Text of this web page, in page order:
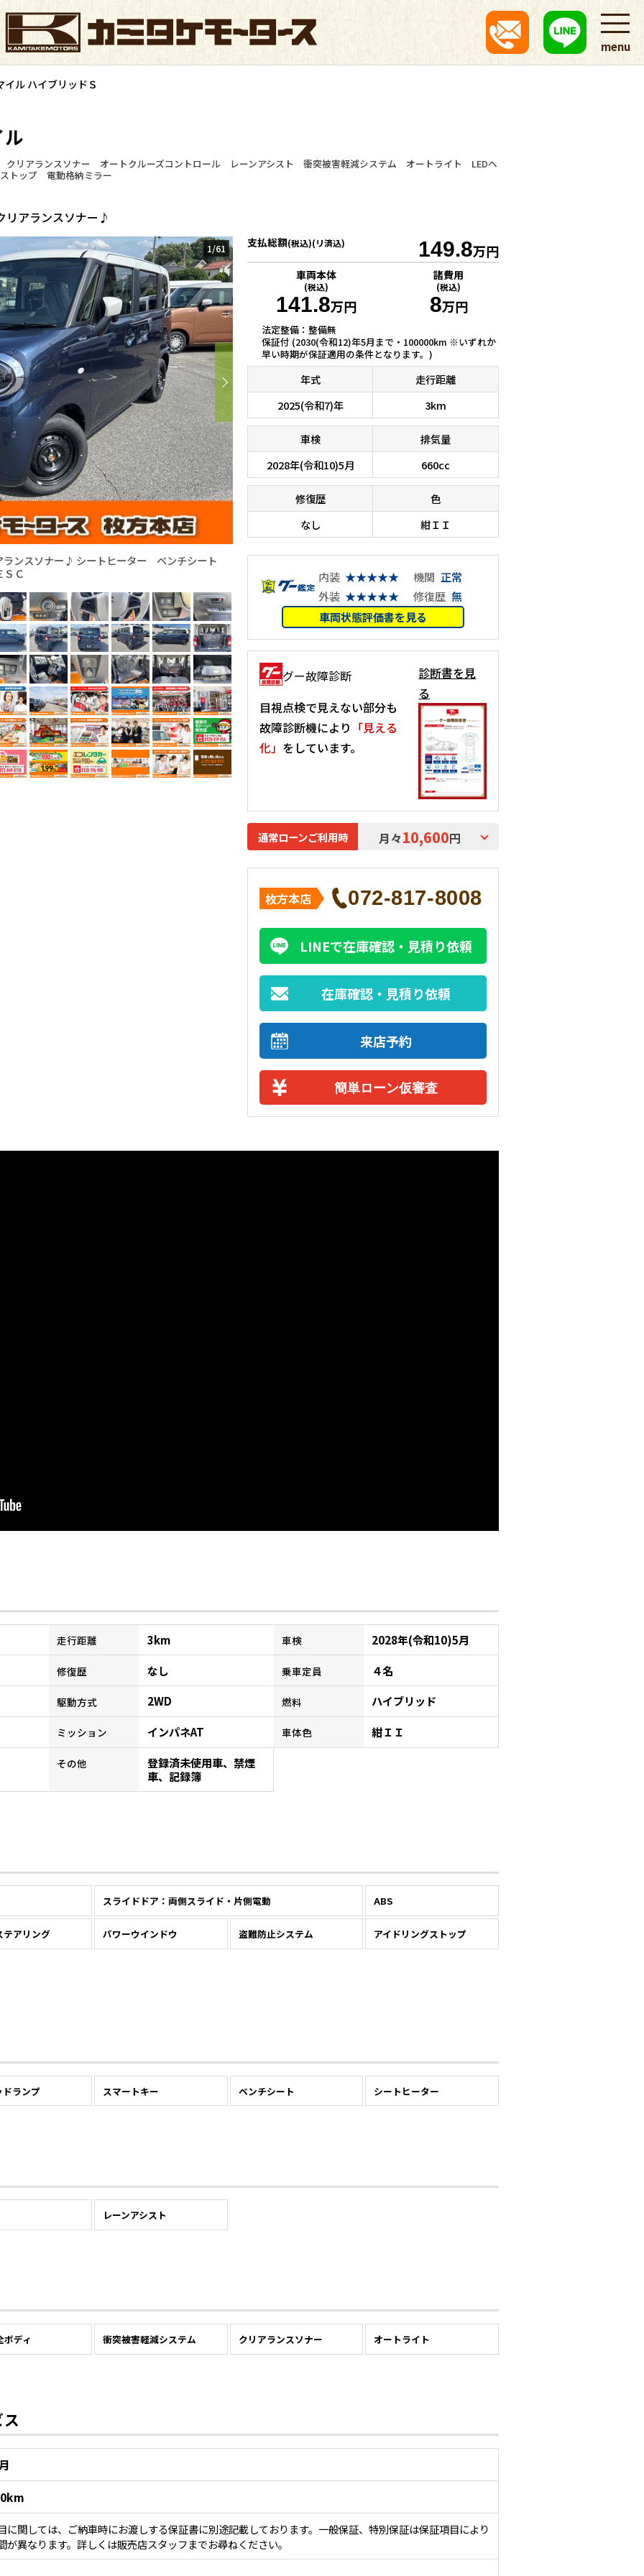
menu
ル ハイブリッドＳ
リアランスソナー オートクルーズコントロール レーンアシスト 衝突被害軽減システム オートライト LEDヘ
トップ 電動格納ミラー
リアランスソナー♪
支払総額(税込)(リ済込) 149.8万円
車両本体
(税込)
141.8万円
諸費用
(税込)
8万円
法定整備：整備無
保証付 (2030(令和12)年5月まで・100000km ※いずれか
早い時期が保証適用の条件となります。)
ランスソナー♪ シートヒーター ベンチシート
Ｃ
1/61
年式
2025(令和7)年
走行距離
3km
車検
2028年(令和10)5月
排気量
660cc
修復歴
なし
色
紺ＩＩ
内装 ★★★★★ 機関 正常
外装 ★★★★★ 修復歴 無
車両状態評価書を見る
グー故障診断
目視点検で見えない部分も
故障診断機により 「見える
化」 をしています。
診断書を見
る
通常ローンご利用時 月々10,600円
枚方本店 072-817-8008
LINEで在庫確認・見積り依頼
在庫確認・見積り依頼
来店予約
簡単ローン仮審査
走行距離 3km 車検 2028年(令和10)5月
修復歴 なし 乗車定員 ４名
駆動方式 2WD 燃料 ハイブリッド
ミッション インパネAT 車体色 紺ＩＩ
その他
登録済未使用車、禁煙
車、記録簿
スライドドア：両側スライド・片側電動 ABS
テアリング パワーウインドウ 盗難防止システム アイドリングストップ
ドランプ スマートキー ベンチシート シートヒーター
レーンアシスト
ボディ 衝突被害軽減システム クリアランスソナー オートライト
に関しては、ご納車時にお渡しする保証書に別途記載しております。一般保証、特別保証は保証項目により
が異なります。詳しくは販売店スタッフまでお尋ねください。